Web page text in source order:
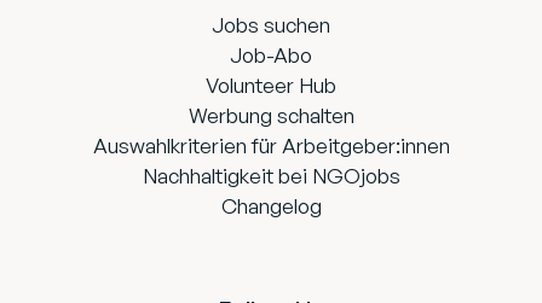
Jobs suchen
Job-Abo
Volunteer Hub
Werbung schalten
Auswahlkriterien für Arbeitgeber:innen
Nachhaltigkeit bei NGOjobs
Changelog